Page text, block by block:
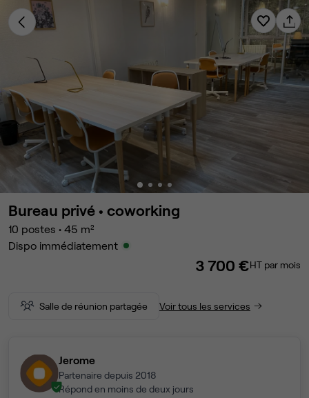
Bureau privé • coworking
10 postes • 45 m²
Dispo immédiatement
3 700 €HT par mois
Salle de réunion partagée Voir tous les services
Jerome
Partenaire depuis 2018
Répond en moins de deux jours